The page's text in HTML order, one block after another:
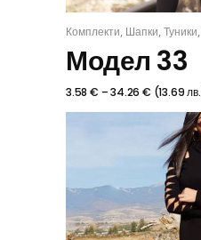
КОМПЛЕКТ
Комплекти, Шапки,Туники,
Модел 33
3.58 € –34.26€ (13.69лв.